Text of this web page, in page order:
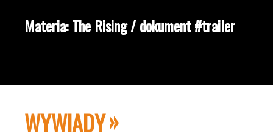
Materia: The Rising / dokument #trailer
WYWIADY